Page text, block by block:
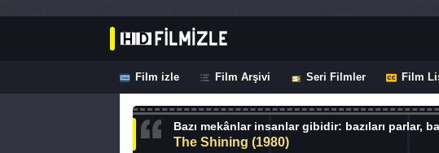
Film izle Film Arşivi Seri Filmler Film
Bazı mekânlar insanlar gibidir: bazıları parlar,
The Shining (1980)